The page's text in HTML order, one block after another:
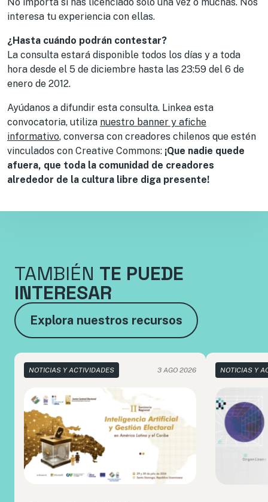
interesa tu experiencia con ellas.
¿Hasta cuándo podrán contestar?
La consulta estará disponible todos los días y a toda
hora desde el 5 de diciembre hasta las 23:59 del 6 de
enero de 2012.
Ayúdanos a difundir esta consulta. Linkea esta
convocatoria, utiliza nuestro banner y afiche
informativo, conversa con creadores chilenos que estén
vinculados con Creative Commons: ¡Que nadie quede
afuera, que toda la comunidad de creadores
alrededor de la cultura libre diga presente!
TAMBIÉN TE PUEDE
INTERESAR
Explora nuestros recursos
NOTICIAS Y ACTIVIDADES 3 AGO 2026 NOTICIAS Y